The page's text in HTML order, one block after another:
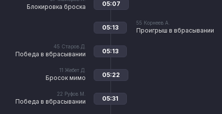
Блокировка броска 05:07
55 Корнеев А.
Проигрыш в вбрасывании
05:13
45 Старов Д.
Победа в вбрасывании 05:13
11 Жебет Д.
Бросок мимо 05:22
22 Руфов М.
Победа в вбрасывании 05:31